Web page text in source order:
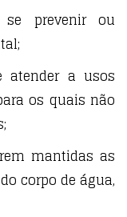
prevenir ou
atender a usos
os quais não
mantidas as
corpo de água,